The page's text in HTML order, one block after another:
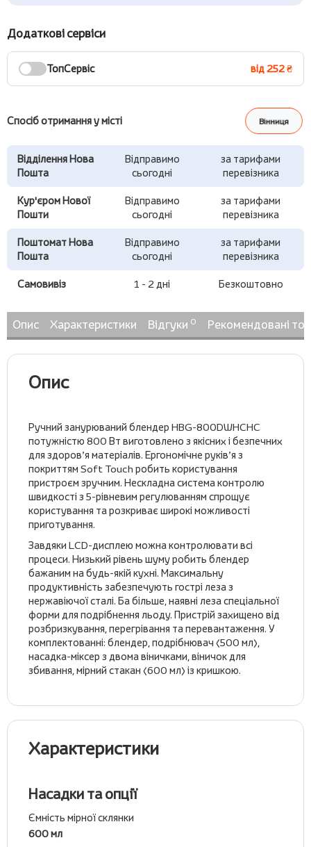
Додаткові сервіси
ТопСервіс від 252 ₴
Спосіб отримання у місті Вінниця
Відділення Нова
Пошта
Відправимо
сьогодні
за тарифами
перевізника
Кур'єром Нової
Пошти
Відправимо
сьогодні
за тарифами
перевізника
Поштомат Нова
Пошта
Відправимо
сьогодні
за тарифами
перевізника
Самовивіз 1 - 2 дні Безкоштовно
Опис Характеристики Відгуки 0 Рекомендовані
Опис
Ручний занурюваний блендер HBG-800DWHCHC
потужністю 800 Вт виготовлено з якісних і безпечних
для здоров’я матеріалів. Ергономічне руків’я з
покриттям Soft Touch робить користування
пристроєм зручним. Нескладна система контролю
швидкості з 5-рівневим регулюванням спрощує
користування та розкриває широкі можливості
приготування.
Завдяки LCD-дисплею можна контролювати всі
процеси. Низький рівень шуму робить блендер
бажаним на будь-якій кухні. Максимальну
продуктивність забезпечують гострі леза з
нержавіючої сталі. Ба більше, наявні леза спеціальної
форми для подрібнення льоду. Пристрій захищено від
розбризкування, перегрівання та перевантаження. У
комплектованні: блендер, подрібнювач (500 мл),
насадка-міксер з двома віничками, віничок для
збивання, мірний стакан (600 мл) із кришкою.
Характеристики
Насадки та опції
Ємність мірної склянки
600 мл